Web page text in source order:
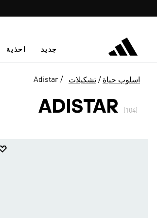
جديد احذية
اسلوب حياة تشكيلات Adistar
ADISTAR (104)